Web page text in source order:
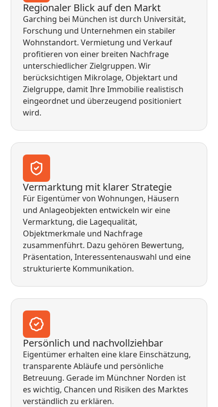
Regionaler Blick auf den Markt
Garching bei München ist durch Universität,
Forschung und Unternehmen ein stabiler
Wohnstandort. Vermietung und Verkauf
profitieren von einer breiten Nachfrage
unterschiedlicher Zielgruppen. Wir
berücksichtigen Mikrolage, Objektart und
Zielgruppe, damit Ihre Immobilie realistisch
eingeordnet und überzeugend positioniert
wird.
Vermarktung mit klarer Strategie
Für Eigentümer von Wohnungen, Häusern
und Anlageobjekten entwickeln wir eine
Vermarktung, die Lagequalität,
Objektmerkmale und Nachfrage
zusammenführt. Dazu gehören Bewertung,
Präsentation, Interessentenauswahl und eine
strukturierte Kommunikation.
Persönlich und nachvollziehbar
Eigentümer erhalten eine klare Einschätzung,
transparente Abläufe und persönliche
Betreuung. Gerade im Münchner Norden ist
es wichtig, Chancen und Risiken des Marktes
verständlich zu erklären.